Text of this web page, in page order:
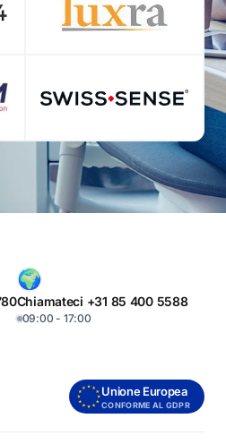
Chiamateci +31 85 400 5588
09:00 - 17:00
Unione Europea
CONFORME AL GDPR